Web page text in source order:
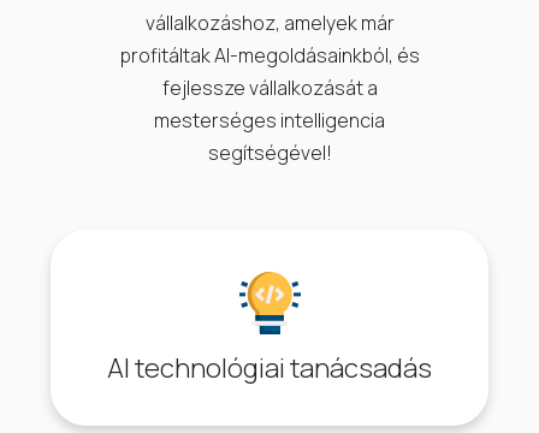
vállalkozáshoz, amelyek már
profitáltak AI-megoldásainkból, és
fejlessze vállalkozását a
mesterséges intelligencia
segítségével!
AI technológiai tanácsadás